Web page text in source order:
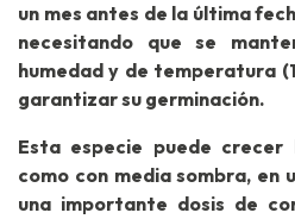
un mes antes de la última
necesitando que se
humedad y de temperatura
garantizar su germinación.
Esta especie puede
como con media sombra, en
una importante dosis de